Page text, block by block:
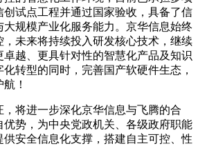
试点工程并通过国家验收，具备了信
规模产业化服务能力。京华信息始终
，未来将持续投入研发核心技术，继续
越、更具针对性的智慧化产品及知识
转型的同时，完善国产软硬件生态，
！
将进一步深化京华信息与飞腾的合
势，为中央党政机关、各级政府职能
安全信息化支撑，搭建自主可控、性